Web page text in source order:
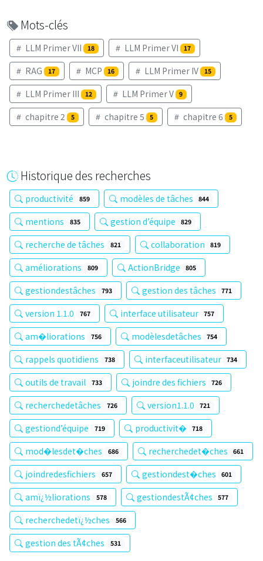
Mots-clés
LLM Primer VII 18 LLM Primer VI 17
RAG 17 MCP 16 LLM Primer IV 15
LLM Primer III 12 LLM Primer V 9
chapitre 2 5 chapitre 5 5 chapitre 6 5
Historique des recherches
productivité 859 modèles de tâches 844
mentions 835 gestion d’équipe 829
recherche de tâches 821 collaboration 819
améliorations 809 ActionBridge 805
gestiondestâches 793 gestion des tâches 771
version 1.1.0 767 interface utilisateur 757
am�liorations 756 modèlesdetâches 754
rappels quotidiens 738 interfaceutilisateur 734
outils de travail 733 joindre des fichiers 726
recherchedetâches 726 version1.1.0 721
gestiond’équipe 719 productivit� 718
mod�lesdet�ches 686 recherchedet�ches 661
joindredesfichiers 657 gestiondest�ches 601
amï¿½liorations 578 gestiondestÃ¢ches 577
recherchedetï¿½ches 566
gestion des tÃ¢ches 531